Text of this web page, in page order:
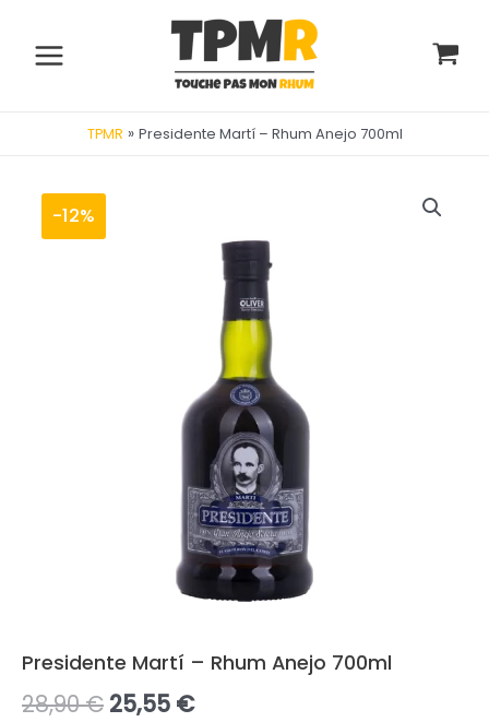
contenu
Main
TPMR » Presidente Martí – Rhum Anejo 700ml
-12%
Presidente Martí – Rhum Anejo 700ml
28,90€ 25,55 €